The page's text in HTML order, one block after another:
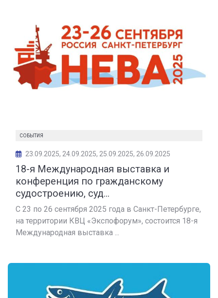
СОБЫТИЯ
23.09.2025, 24.09.2025, 25.09.2025, 26.09.2025
18-я Международная выставка и
конференция по гражданскому
судостроению, суд...
С 23 по 26 сентября 2025 года в Санкт-Петербурге,
на территории КВЦ «Экспофорум», состоится 18-я
Международная выставка ...